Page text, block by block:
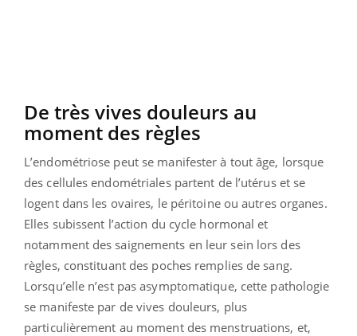
De très vives douleurs au
moment des règles
L’endométriose peut se manifester à tout âge, lorsque
des cellules endométriales partent de l’utérus et se
logent dans les ovaires, le péritoine ou autres organes.
Elles subissent l’action du cycle hormonal et
notamment des saignements en leur sein lors des
règles, constituant des poches remplies de sang.
Lorsqu’elle n’est pas asymptomatique, cette pathologie
se manifeste par de vives douleurs, plus
particulièrement au moment des menstruations, et,